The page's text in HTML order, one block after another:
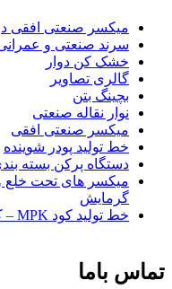
میکسر صنعتی افقی
سرند صنعتی و
خشک کن دوار
گالری تصاویر
بچينگ بتن
نوار نقاله صنعتی
ميكسر صنعتی افقی
خط تولید پودر شوينده
دستگاه پرکن بسته
میکسر های تحت خلع
گرمایش
خط تولید کود MPK – کود کمپوست – اوره فسفات
تماس باما